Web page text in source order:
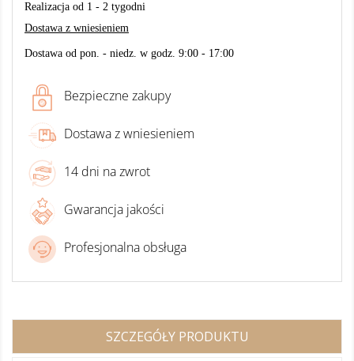
Realizacja od 1 - 2 tygodni
Dostawa z wniesieniem
Dostawa od pon. - niedz. w godz. 9:00 - 17:00
Bezpieczne zakupy
Dostawa z wniesieniem
14 dni na zwrot
Gwarancja jakości
Profesjonalna obsługa
SZCZEGÓŁY PRODUKTU